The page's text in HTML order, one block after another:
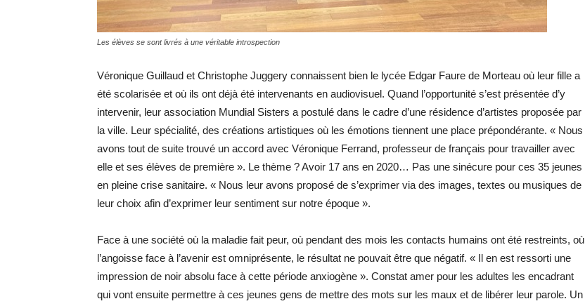
Les élèves se sont livrés à une véritable introspection
Véronique Guillaud et Christophe Juggery connaissent bien le lycée Edgar Faure de Morteau où leur fille a
été scolarisée et où ils ont déjà été intervenants en audiovisuel. Quand l’opportunité s’est présentée d’y
intervenir, leur association Mundial Sisters a postulé dans le cadre d’une résidence d’artistes proposée par
la ville. Leur spécialité, des créations artistiques où les émotions tiennent une place prépondérante. « Nous
avons tout de suite trouvé un accord avec Véronique Ferrand, professeur de français pour travailler avec
elle et ses élèves de première ». Le thème ? Avoir 17 ans en 2020… Pas une sinécure pour ces 35 jeunes
en pleine crise sanitaire. « Nous leur avons proposé de s’exprimer via des images, textes ou musiques de
leur choix afin d’exprimer leur sentiment sur notre époque ».
Face à une société où la maladie fait peur, où pendant des mois les contacts humains ont été restreints, où
l’angoisse face à l’avenir est omniprésente, le résultat ne pouvait être que négatif. « Il en est ressorti une
impression de noir absolu face à cette période anxiogène ». Constat amer pour les adultes les encadrant
qui vont ensuite permettre à ces jeunes gens de mettre des mots sur les maux et de libérer leur parole. Un